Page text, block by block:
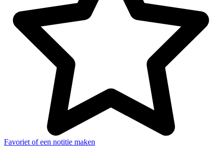
Favoriet of een notitie maken